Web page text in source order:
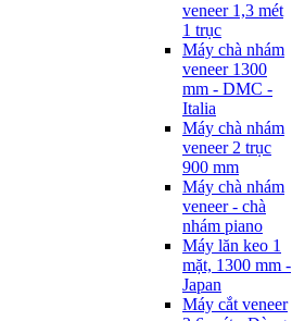
veneer 1,3 mét
1 trục
Máy chà nhám
veneer 1300
mm - DMC -
Italia
Máy chà nhám
veneer 2 trục
900 mm
Máy chà nhám
veneer - chà
nhám piano
Máy lăn keo 1
mặt, 1300 mm -
Japan
Máy cắt veneer